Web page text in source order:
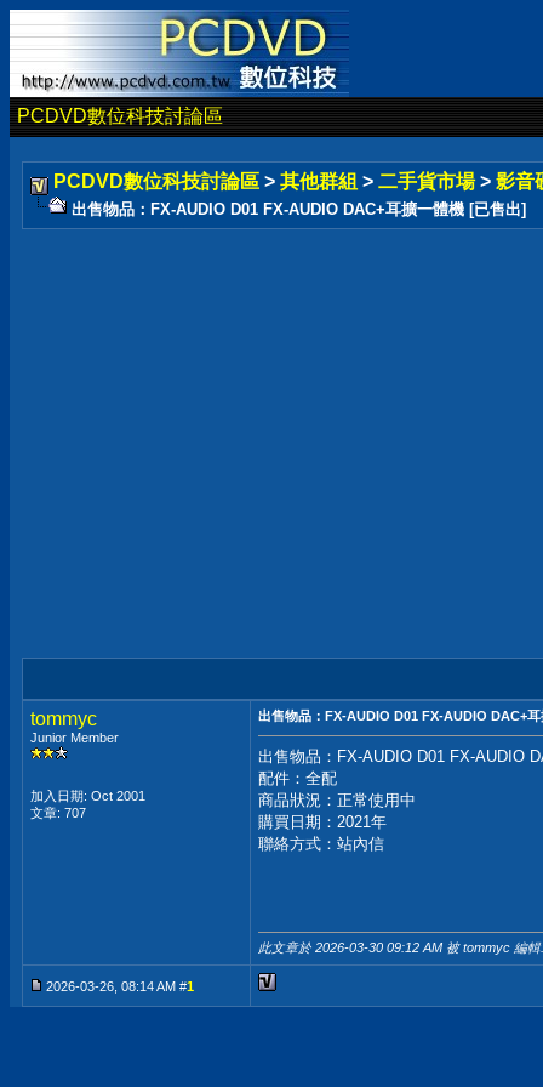
PCDVD數位科技討論區
PCDVD數位科技討論區 > 其他群組 > 二手貨市場 > 影音
出售物品：FX-AUDIO D01 FX-AUDIO DAC+耳擴一體機 [已售出]
tommyc
Junior Member
加入日期: Oct 2001
文章: 707
出售物品：FX-AUDIO D01 FX-AUDIO DAC+
出售物品：FX-AUDIO D01 FX-AUDIO
配件：全配
商品狀況：正常使用中
購買日期：2021年
聯絡方式：站內信
此文章於 2026-03-30 09:12 AM 被 tommyc 編輯.
2026-03-26, 08:14 AM #1